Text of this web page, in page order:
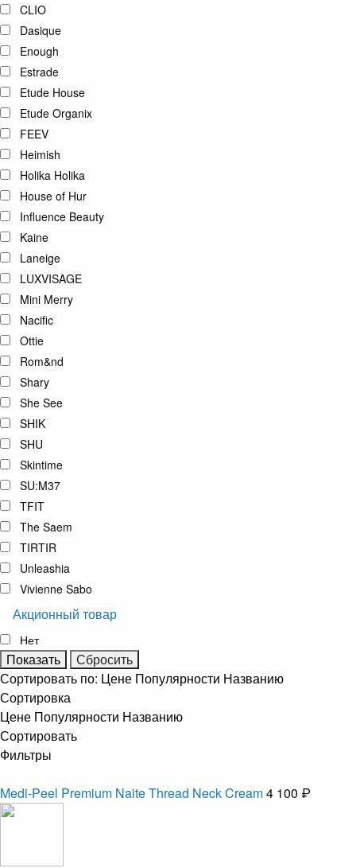
CLIO
Dasique
Enough
Estrade
Etude House
Etude Organix
FEEV
Heimish
Holika Holika
House of Hur
Influence Beauty
Kaine
Laneige
LUXVISAGE
Mini Merry
Nacific
Ottie
Rom&nd
Shary
She See
SHIK
SHU
Skintime
SU:M37
TFIT
The Saem
TIRTIR
Unleashia
Vivienne Sabo
Акционный товар
Нет
Сортировать по: Цене Популярности Названию
Сортировка
Цене Популярности Названию
Сортировать
Фильтры
Medi-Peel Premium Naite Thread Neck Cream4 100 ₽